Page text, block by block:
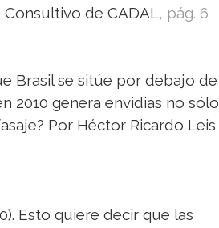
Consultivo de CADAL, pág. 6
Brasil se sitúe por debajo de
2010 genera envidias no sólo
Por Héctor Ricardo Leis
Esto quiere decir que las